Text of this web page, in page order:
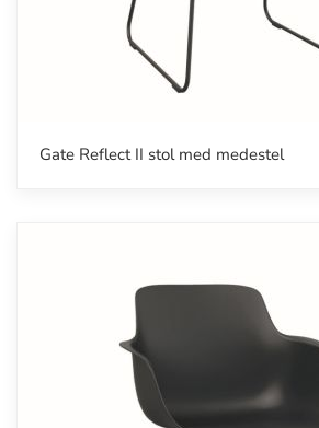
Gate Reflect II stol med medestel